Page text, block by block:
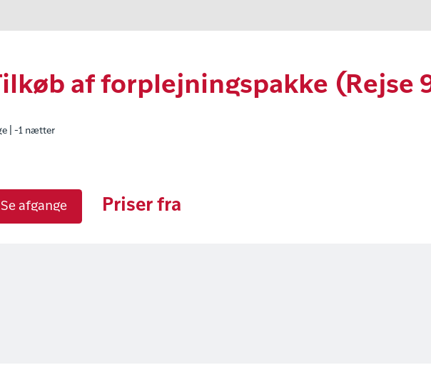
af forplejningspakke (Rejse
| -1 nætter
Se afgange Priser fra